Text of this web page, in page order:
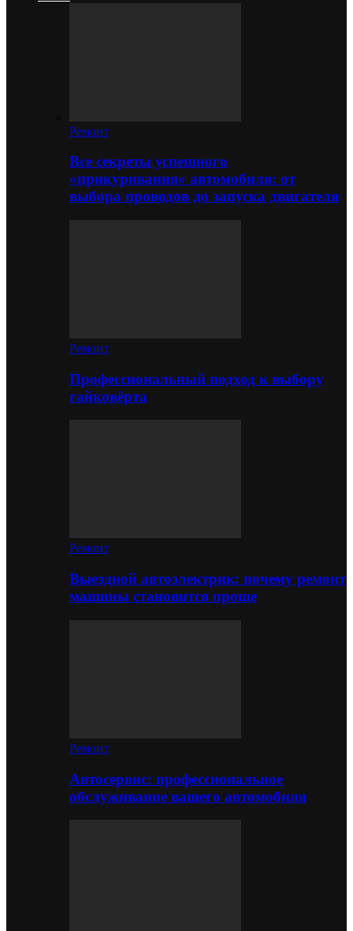
Ремонт
Все секреты успешного
«прикуривания» автомобиля: от
выбора проводов до запуска двигателя
Ремонт
Профессиональный подход к выбору
гайковёрта
Ремонт
Выездной автоэлектрик: почему ремонт
машины становится проще
Ремонт
Автосервис: профессиональное
обслуживание вашего автомобиля